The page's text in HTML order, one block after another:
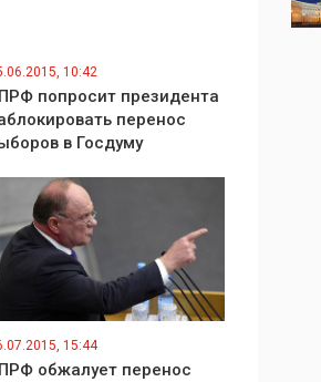
10:42
попросит президента
перенос
в Госдуму
15:44
обжалует перенос